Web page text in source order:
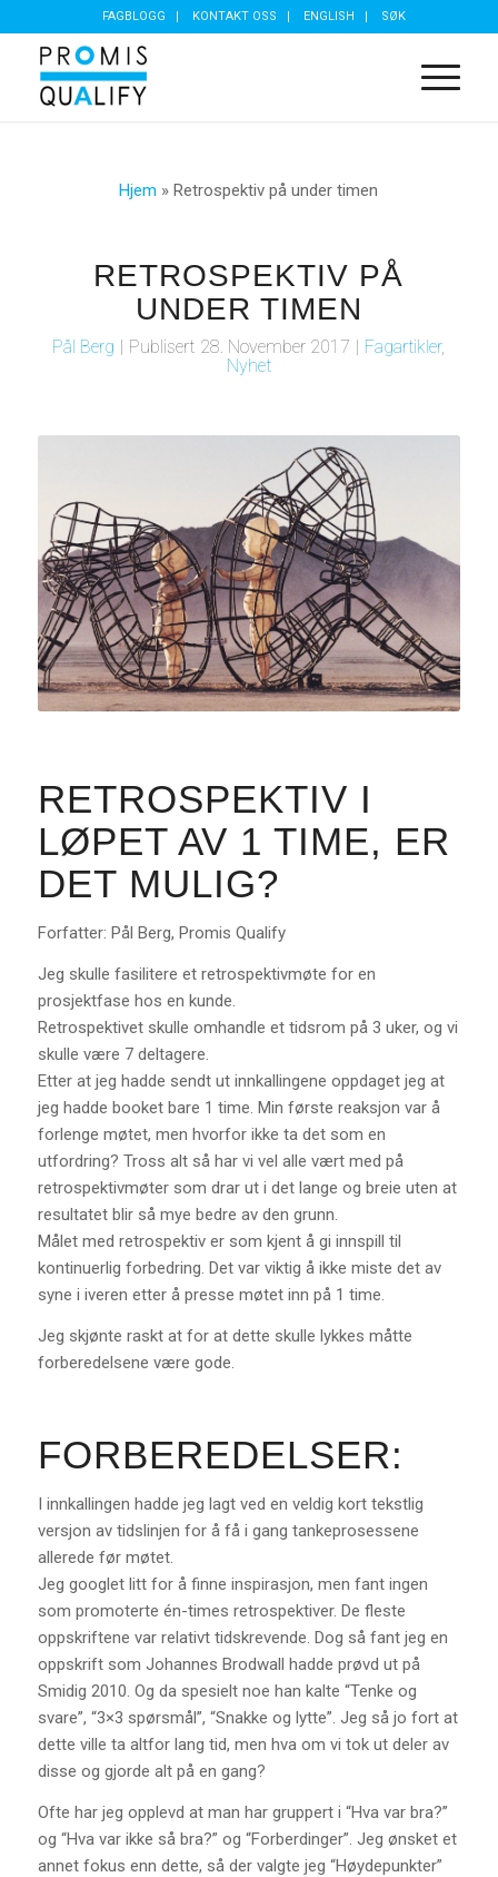
FAGBLOGG KONTAKT OSS ENGLISH SØK
Hjem »Retrospektiv på under timen
RETROSPEKTIV PÅ
UNDER TIMEN
Pål Berg | Publisert 28. November 2017 | Fagartikler,
Nyhet
RETROSPEKTIV I
LØPET AV 1 TIME, ER
DET MULIG?
Forfatter: Pål Berg, Promis Qualify
Jeg skulle fasilitere et retrospektivmøte for en
prosjektfase hos en kunde.
Retrospektivet skulle omhandle et tidsrom på 3 uker, og vi
skulle være 7 deltagere.
Etter at jeg hadde sendt ut innkallingene oppdaget jeg at
jeg hadde booket bare 1 time. Min første reaksjon var å
forlenge møtet, men hvorfor ikke ta det som en
utfordring? Tross alt så har vi vel alle vært med på
retrospektivmøter som drar ut i det lange og breie uten at
resultatet blir så mye bedre av den grunn.
Målet med retrospektiv er som kjent å gi innspill til
kontinuerlig forbedring. Det var viktig å ikke miste det av
syne i iveren etter å presse møtet inn på 1 time.
Jeg skjønte raskt at for at dette skulle lykkes måtte
forberedelsene være gode.
FORBEREDELSER:
I innkallingen hadde jeg lagt ved en veldig kort tekstlig
versjon av tidslinjen for å få i gang tankeprosessene
allerede før møtet.
Jeg googlet litt for å finne inspirasjon, men fant ingen
som promoterte én-times retrospektiver. De fleste
oppskriftene var relativt tidskrevende. Dog så fant jeg en
oppskrift som Johannes Brodwall hadde prøvd ut på
Smidig 2010. Og da spesielt noe han kalte “Tenke og
svare”, “3×3 spørsmål”, “Snakke og lytte”. Jeg så jo fort at
dette ville ta altfor lang tid, men hva om vi tok ut deler av
disse og gjorde alt på en gang?
Ofte har jeg opplevd at man har gruppert i “Hva var bra?”
og “Hva var ikke så bra?” og “Forberdinger”. Jeg ønsket et
annet fokus enn dette, så der valgte jeg “Høydepunkter”